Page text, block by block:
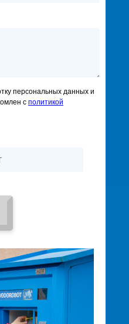
персональных данных и
с политикой